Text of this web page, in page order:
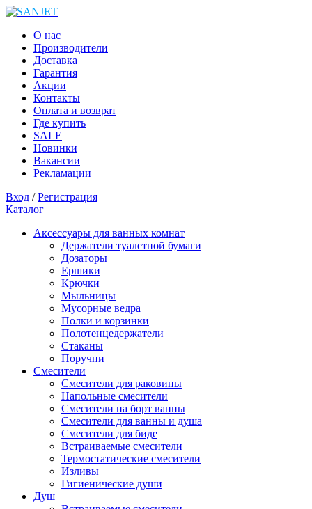
О нас
Производители
Доставка
Гарантия
Акции
Контакты
Оплата и возврат
Где купить
SALE
Новинки
Вакансии
Рекламации
Вход /Регистрация
Каталог
Аксессуары для ванных комнат
Держатели туалетной бумаги
Дозаторы
Ершики
Крючки
Мыльницы
Мусорные ведра
Полки и корзинки
Полотенцедержатели
Стаканы
Поручни
Смесители
Смесители для раковины
Напольные смесители
Смесители на борт ванны
Смесители для ванны и душа
Смесители для биде
Встраиваемые смесители
Термостатические смесители
Изливы
Гигиенические души
Душ